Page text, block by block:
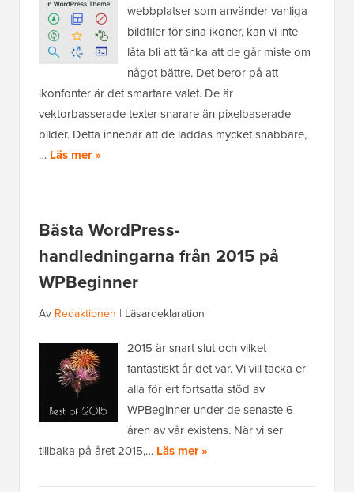
webbplatser som använder vanliga
bildfiler för sina ikoner, kan vi inte
låta bli att tänka att de går miste om
något bättre. Det beror på att
ikonfonter är det smartare valet. De är
vektorbasserade texter snarare än pixelbaserade
bilder. Detta innebär att de laddas mycket snabbare,
… Läs mer »
Bästa WordPress-
handledningarna från 2015 på
WPBeginner
Av Redaktionen | Läsardeklaration
2015 är snart slut och vilket
fantastiskt år det var. Vi vill tacka er
alla för ert fortsatta stöd av
WPBeginner under de senaste 6
åren av vår existens. När vi ser
tillbaka på året 2015,… Läs mer »